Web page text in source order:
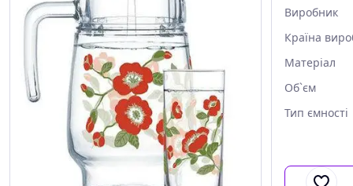
Виробник
Країна
Матеріал
Об`єм
Тип ємності